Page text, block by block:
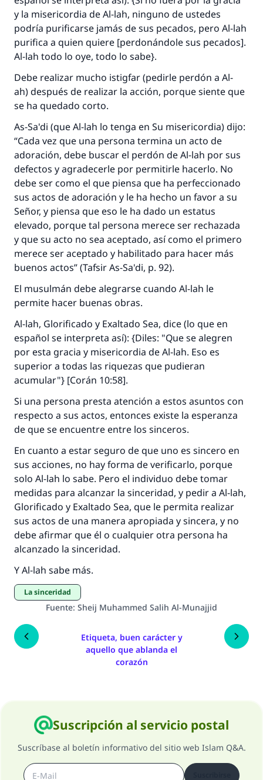
y la misericordia de Al-lah, ninguno de ustedes
podría purificarse jamás de sus pecados, pero Al-lah
purifica a quien quiere [perdonándole sus pecados].
Al-lah todo lo oye, todo lo sabe}.
Debe realizar mucho istigfar(pedirle perdón a Al-
ah) después de realizar la acción, porque siente que
se ha quedado corto.
As-Sa'di (que Al-lah lo tenga en Su misericordia) dijo:
“Cada vez que una persona termina un acto de
adoración, debe buscar el perdón de Al-lah por sus
defectos y agradecerle por permitirle hacerlo. No
debe ser como el que piensa que ha perfeccionado
sus actos de adoración y le ha hecho un favor a su
Señor, y piensa que eso le ha dado un estatus
elevado, porque tal persona merece ser rechazada
y que su acto no sea aceptado, así como el primero
merece ser aceptado y habilitado para hacer más
buenos actos” (Tafsir As-Sa'di, p. 92).
El musulmán debe alegrarse cuando Al-lah le
permite hacer buenas obras.
Al-lah, Glorificado y Exaltado Sea, dice (lo que en
español se interpreta así): {Diles: "Que se alegren
por esta gracia y misericordia de Al-lah. Eso es
superior a todas las riquezas que pudieran
acumular"} [Corán 10:58].
Si una persona presta atención a estos asuntos con
respecto a sus actos, entonces existe la esperanza
de que se encuentre entre los sinceros.
En cuanto a estar seguro de que uno es sincero en
sus acciones, no hay forma de verificarlo, porque
solo Al-lah lo sabe. Pero el individuo debe tomar
medidas para alcanzar la sinceridad, y pedir a Al-lah,
Glorificado y Exaltado Sea, que le permita realizar
sus actos de una manera apropiada y sincera, y no
debe afirmar que él o cualquier otra persona ha
alcanzado la sinceridad.
Y Al-lah sabe más.
La sinceridad
Fuente: Sheij Muhammed Salih Al-Munajjid
Etiqueta, buen carácter y
aquello que ablanda el
corazón
Suscripción al servicio postal
Suscríbase al boletín informativo del sitio web Islam Q&A.